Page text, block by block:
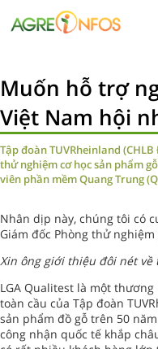
Muốn hỗ trợ
Việt Nam hội
Tập đoàn TUVRheinland
thử nghiệm cơ học sản phẩm
viên phần mềm Quang Trung
Nhân dịp này, chúng tôi có
Giám đốc Phòng thử nghiệm
Xin ông giới thiệu đôi nét về
LGA Qualitest là một
toàn cầu của Tập đoàn
sản phẩm đồ gỗ trên 50
công nhận quốc tế khắp